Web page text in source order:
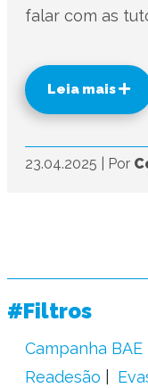
falar com as
Leia mais
23.04.2025 Por
#Filtros
Campanha BAE
Readesão